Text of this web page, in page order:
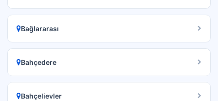
Bağlararası
Bahçedere
Bahçelievler